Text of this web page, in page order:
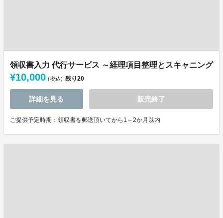
領収書入力 代行サービス ～経理項目整理とスキャニング
¥10,000 (税込) 残り20
詳細を見る 販売終了
ご提供予定時期：領収書を郵送頂いてから1～2か月以内